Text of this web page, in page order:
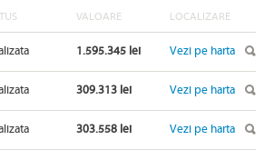
VALOARE LOCALIZARE
1.595.345 lei Vezi pe harta
309.313 lei Vezi pe harta
303.558 lei Vezi pe harta